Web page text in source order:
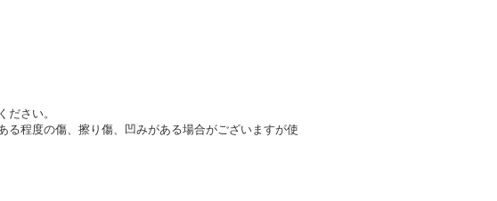
さい。
程度の傷、擦り傷、凹みがある場合がございますが使